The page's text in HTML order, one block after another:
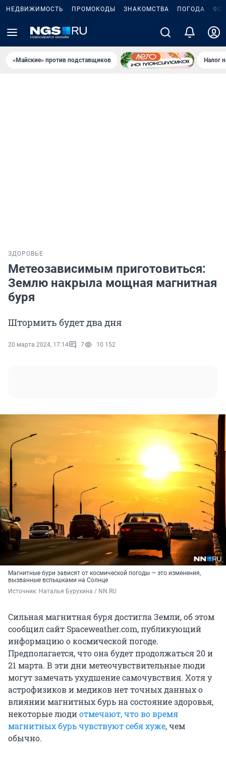
НЕДВИЖИМОСТЬ ПРОМОКОДЫ ЗНАКОМСТВА ПОГОДА
«Майские» против подставщиков Налог
ЗДОРОВЬЕ
Метеозависимым приготовиться:
Землю накрыла мощная магнитная
буря
Штормить будет два дня
20 марта 2024, 17:14 7 10 152
Магнитные бури зависят от космической погоды — это изменения,
вызванные вспышками на Солнце
Источник: Наталья Бурухина / NN.RU
Сильная магнитная буря достигла Земли, об этом
сообщил сайт Spaceweather.com, публикующий
информацию о космической погоде.
Предполагается, что она будет продолжаться 20 и
21 марта. В эти дни метеочувствительные люди
могут замечать ухудшение самочувствия. Хотя у
астрофизиков и медиков нет точных данных о
влиянии магнитных бурь на состояние здоровья,
некоторые людиотмечают, что во время
магнитных бурь чувствуют себя хуже, чем
обычно.